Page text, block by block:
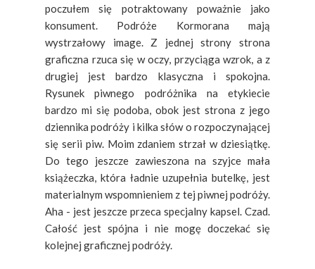
poczułem się potraktowany poważnie jako
konsument. Podróże Kormorana mają
wystrzałowy image. Z jednej strony strona
graficzna rzuca się w oczy, przyciąga wzrok, a z
drugiej jest bardzo klasyczna i spokojna.
Rysunek piwnego podróżnika na etykiecie
bardzo mi się podoba, obok jest strona z jego
dziennika podróży i kilka słów o rozpoczynającej
się serii piw. Moim zdaniem strzał w dziesiątkę.
Do tego jeszcze zawieszona na szyjce mała
książeczka, która ładnie uzupełnia butelkę, jest
materialnym wspomnieniem z tej piwnej podróży.
Aha - jest jeszcze przeca specjalny kapsel. Czad.
Całość jest spójna i nie mogę doczekać się
kolejnej graficznej podróży.